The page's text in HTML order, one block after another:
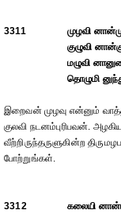
3311
முழவி
குழுவி
மழுவி
தொழுமி
இறைவன் முழவு என்னும்
குலவி நடனம்புரிபவன்.
வீற்றிருந்தருளுகின்ற
போற்றுங்கள்.
3312
கலையி